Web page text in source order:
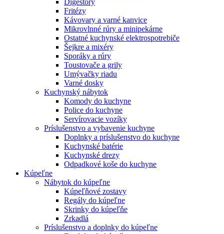
Fritézy
Kávovary a varné kanvice
Mikrovlnné rúry a minipekárne
Ostatné kuchynské elektrospotrebiče
Šejkre a mixéry
Sporáky a rúry
Toustovače a grily
Umývačky riadu
Varné dosky
Kuchynský nábytok
Komody do kuchyne
Police do kuchyne
Servírovacie vozíky
Príslušenstvo a vybavenie kuchyne
Doplnky a príslušenstvo do kuchyne
Kuchynské batérie
Kuchynské drezy
Odpadkové koše do kuchyne
Kúpeľne
Nábytok do kúpeľne
Kúpeľňové zostavy
Regály do kúpeľne
Skrinky do kúpeľňe
Zrkadlá
Príslušenstvo a doplnky do kúpeľne